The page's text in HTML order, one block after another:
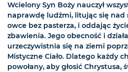
Wcielony Syn Boży nauczył
naprawdę ludźmi, litując się nad
owce bez pasterza, i oddając
zbawienia. Jego obecność i
urzeczywistnia się na ziemi
Mistyczne Ciało. Dlatego każdy
powołany, aby głosić Chrystusa,